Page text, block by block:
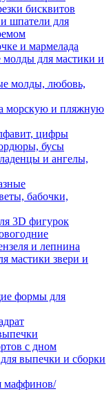
бисквитов
шпатели для
и мармелада
для мастики и
молды, любовь,
морскую и пляжную
цифры
бусы
и ангелы,
бабочки,
3D фигурок
и лепнина
мастики звери и
формы для
с дном
выпечки и сборки
маффинов/